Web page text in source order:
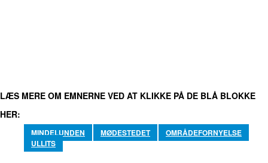
LÆS MERE OM EMNERNE VED AT KLIKKE PÅ DE BLÅ BLOKKE
HER:
MINDELUNDEN MØDESTEDET
OMRÅDEFORNYELSE
ULLITS